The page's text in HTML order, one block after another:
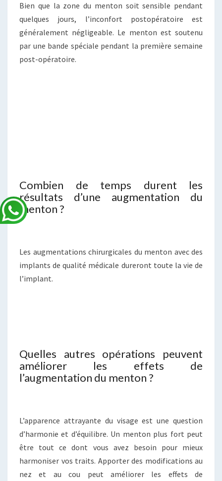
Bien que la zone du menton soit sensible pendant
quelques jours, l’inconfort postopératoire est
généralement négligeable. Le menton est soutenu
par une bande spéciale pendant la première semaine
post-opératoire.
Combien de temps durent les
résultats d’une augmentation du
menton ?
Les augmentations chirurgicales du menton avec des
implants de qualité médicale dureront toute la vie de
l’implant.
Quelles autres opérations peuvent
améliorer les effets de
l’augmentation du menton ?
L’apparence attrayante du visage est une question
d’harmonie et d’équilibre. Un menton plus fort peut
être tout ce dont vous avez besoin pour mieux
harmoniser vos traits. Apporter des modifications au
nez et au cou peut améliorer les effets de